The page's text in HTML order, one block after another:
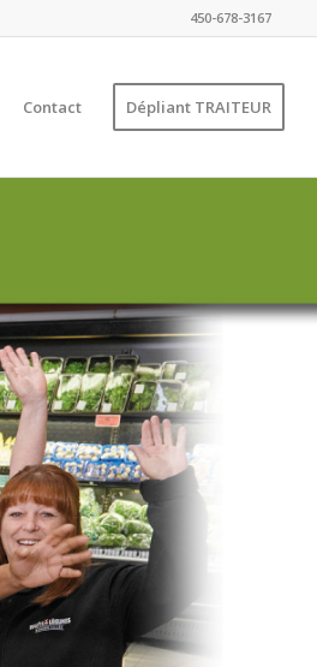
450-678-3167
Contact Dépliant TRAITEUR